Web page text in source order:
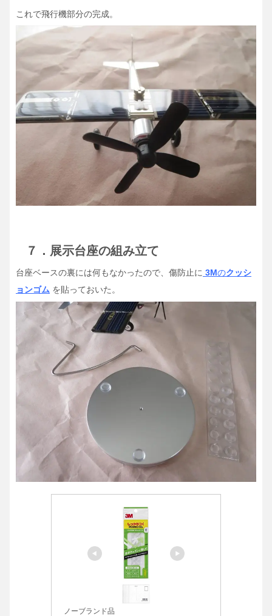
これで飛行機部分の完成。
７．展示台座の組み立て
台座ベースの裏には何もなかったので、傷防止に 3Mのクッシ
ョンゴム を貼っておいた。
ノーブランド品